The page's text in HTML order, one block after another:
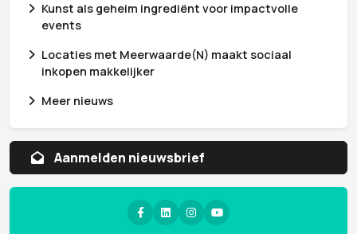
Kunst als geheim ingrediënt voor impactvolle
events
Locaties met Meerwaarde(N) maakt sociaal
inkopen makkelijker
Meer nieuws
Aanvragen whitepaper